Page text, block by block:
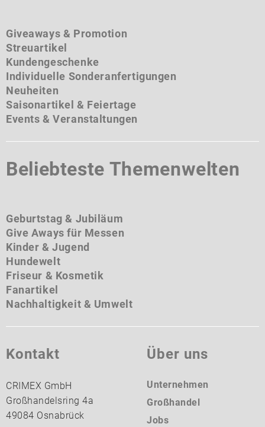
Giveaways & Promotion
Streuartikel
Kundengeschenke
Individuelle Sonderanfertigungen
Neuheiten
Saisonartikel & Feiertage
Events & Veranstaltungen
Beliebteste Themenwelten
Geburtstag & Jubiläum
Give Aways für Messen
Kinder & Jugend
Hundewelt
Friseur & Kosmetik
Fanartikel
Nachhaltigkeit & Umwelt
Kontakt
CRIMEX GmbH
Großhandelsring 4a
49084 Osnabrück
Über uns
Unternehmen
Großhandel
Jobs